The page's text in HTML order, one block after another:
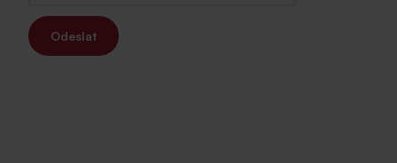
Odeslat